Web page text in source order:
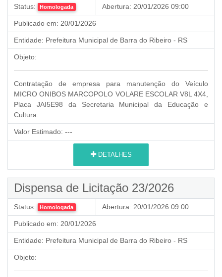
Status: Homologada Abertura: 20/01/2026 09:00
Publicado em: 20/01/2026
Entidade: Prefeitura Municipal de Barra do Ribeiro - RS
Objeto:
Contratação de empresa para manutenção do Veículo
MICRO ONIBOS MARCOPOLO VOLARE ESCOLAR V8L 4X4,
Placa JAI5E98 da Secretaria Municipal da Educação e
Cultura.
Valor Estimado: ---
DETALHES
Dispensa de Licitação 23/2026
Status: Homologada Abertura: 20/01/2026 09:00
Publicado em: 20/01/2026
Entidade: Prefeitura Municipal de Barra do Ribeiro - RS
Objeto: